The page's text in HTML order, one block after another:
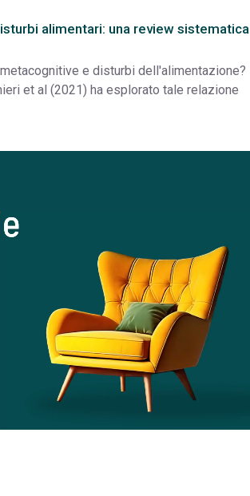
alimentari: una review sistematica
e disturbi dell'alimentazione?
et al (2021) ha esplorato tale relazione